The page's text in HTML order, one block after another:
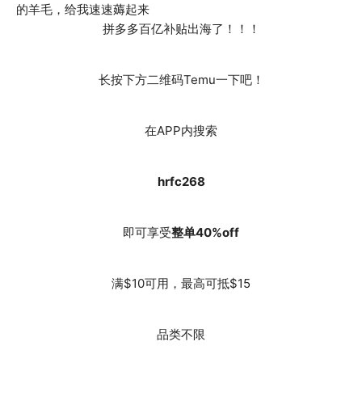
的羊毛，给我速速薅起来
拼多多百亿补贴出海了！！！
长按下方二维码Temu一下吧！
在APP内搜索
hrfc268
即可享受整单40%off
满$10可用，最高可抵$15
品类不限